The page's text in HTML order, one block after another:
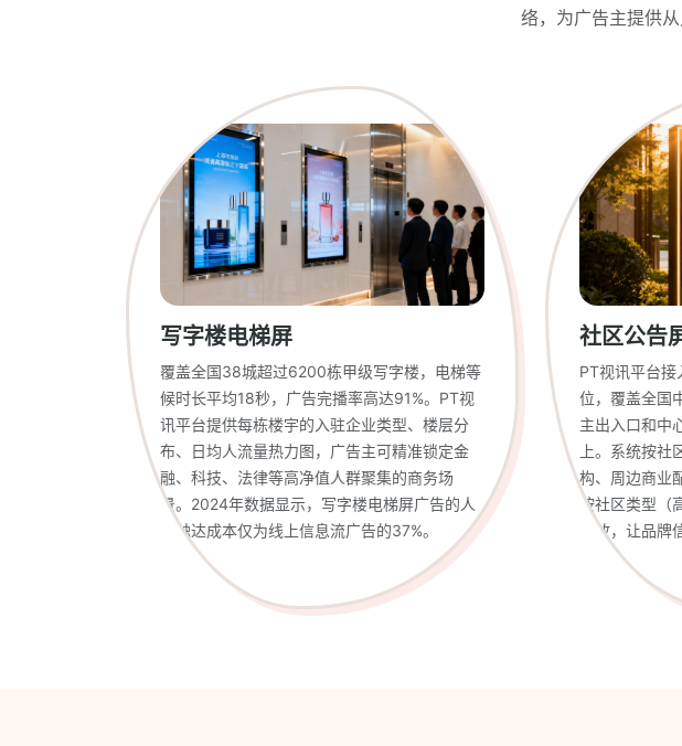
络，为广告主提供
写字楼电梯屏
覆盖全国38城超过6200栋甲级写字楼，电梯等
候时长平均18秒，广告完播率高达91%。PT视
讯平台提供每栋楼宇的入驻企业类型、楼层分
布、日均人流量热力图，广告主可精准锁定金
融、科技、法律等高净值人群聚集的商务场
景。2024年数据显示，写字楼电梯屏广告的人
均触达成本仅为线上信息流广告的37%。
社区公告
PT视讯平台
位，覆盖全国
主出入口和中
上。系统按社
构、周边商业
按社区类型（
投放，让品
景中。